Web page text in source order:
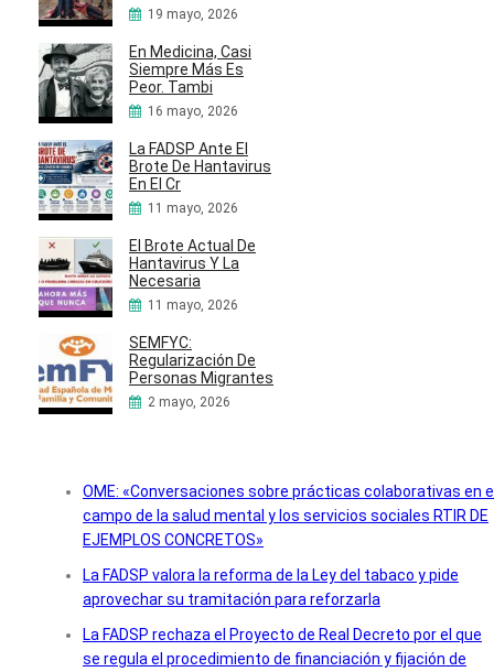
19 mayo, 2026
En Medicina, Casi
Siempre Más Es
Peor. Tambi
16 mayo, 2026
La FADSP Ante El
Brote De Hantavirus
En El Cr
11 mayo, 2026
El Brote Actual De
Hantavirus Y La
Necesaria
11 mayo, 2026
SEMFYC:
Regularización De
Personas Migrantes
2 mayo, 2026
OME: «Conversaciones sobre prácticas colaborativas en
campo de la salud mental y los servicios sociales RTIR DE
EJEMPLOS CONCRETOS»
La FADSP valora la reforma de la Ley del tabaco y pide
aprovechar su tramitación para reforzarla
La FADSP rechaza el Proyecto de Real Decreto por el que
se regula el procedimiento de financiación y fijación de